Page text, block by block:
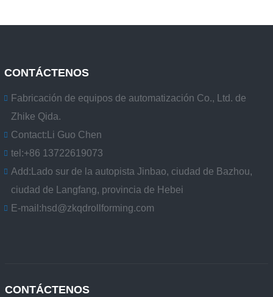
CONTÁCTENOS
Fabricación de equipos de automatización Co., Ltd. de
Zhike Qida.
Contact: Li Guo Chen
tel:+86 13722619073
Add: Lado sur de la autopista Jinbao, ciudad de Bazhou,
ciudad de Langfang, provincia de Hebei
E-mail: hsd@zkqdrollforming.com
CONTÁCTENOS